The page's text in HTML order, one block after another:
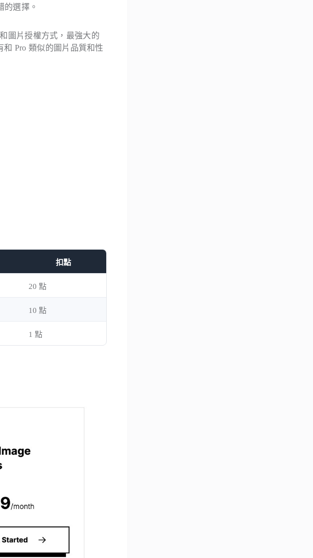
的選擇。
圖片授權方式，最強大的
Pro 類似的圖片品質和性
扣點
20 點
10 點
1 點